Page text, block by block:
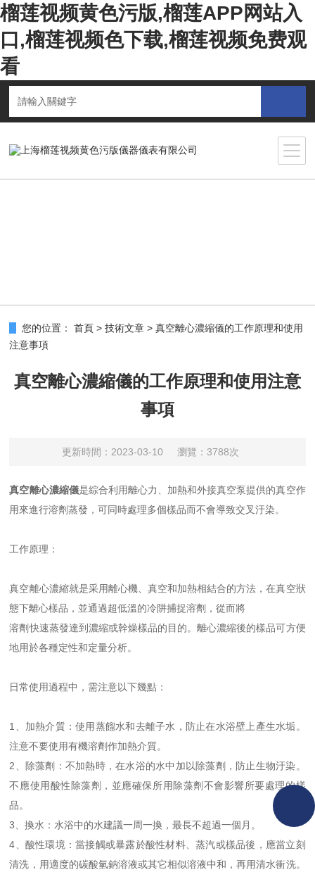
榴莲视频黄色污版,榴莲APP网站入
口,榴莲视频色下载,榴莲视频免费观
看
您的位置： 首頁 >技術文章 >真空離心濃縮儀的工作原理和使用
注意事項
真空離心濃縮儀的工作原理和使用注意
事項
更新時間：2023-03-10 瀏覽：3788次
真空離心濃縮儀是綜合利用離心力、加熱和外接真空泵提供的真空作
用來進行溶劑蒸發，可同時處理多個樣品而不會導致交叉汙染。
工作原理：
真空離心濃縮就是采用離心機、真空和加熱相結合的方法，在真空狀
態下離心樣品，並通過超低溫的冷阱捕捉溶劑，從而將
溶劑快速蒸發達到濃縮或幹燥樣品的目的。離心濃縮後的樣品可方便
地用於各種定性和定量分析。
日常使用過程中，需注意以下幾點：
1、加熱介質：使用蒸餾水和去離子水，防止在水浴壁上產生水垢。
注意不要使用有機溶劑作加熱介質。
2、除藻劑：不加熱時，在水浴的水中加以除藻劑，防止生物汙染。
不應使用酸性除藻劑，並應確保所用除藻劑不會影響所要處理的樣
品。
3、換水：水浴中的水建議一周一換，最長不超過一個月。
4、酸性環境：當接觸或暴露於酸性材料、蒸汽或樣品後，應當立刻
清洗，用適度的碳酸氫鈉溶液或其它相似溶液中和，再用清水衝洗。